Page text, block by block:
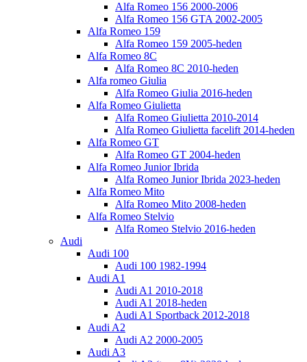
Alfa Romeo 156 2000-2006
Alfa Romeo 156 GTA 2002-2005
Alfa Romeo 159
Alfa Romeo 159 2005-heden
Alfa Romeo 8C
Alfa Romeo 8C 2010-heden
Alfa romeo Giulia
Alfa Romeo Giulia 2016-heden
Alfa Romeo Giulietta
Alfa Romeo Giulietta 2010-2014
Alfa Romeo Giulietta facelift 2014-heden
Alfa Romeo GT
Alfa Romeo GT 2004-heden
Alfa Romeo Junior Ibrida
Alfa Romeo Junior Ibrida 2023-heden
Alfa Romeo Mito
Alfa Romeo Mito 2008-heden
Alfa Romeo Stelvio
Alfa Romeo Stelvio 2016-heden
Audi
Audi 100
Audi 100 1982-1994
Audi A1
Audi A1 2010-2018
Audi A1 2018-heden
Audi A1 Sportback 2012-2018
Audi A2
Audi A2 2000-2005
Audi A3